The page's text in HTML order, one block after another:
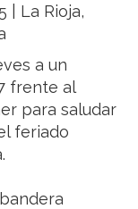
| La Rioja,
a un
frente al
para saludar
feriado